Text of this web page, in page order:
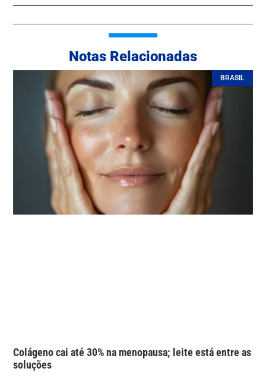
Notas Relacionadas
BRASIL
Colágeno cai até 30% na menopausa; leite está entre as
soluções